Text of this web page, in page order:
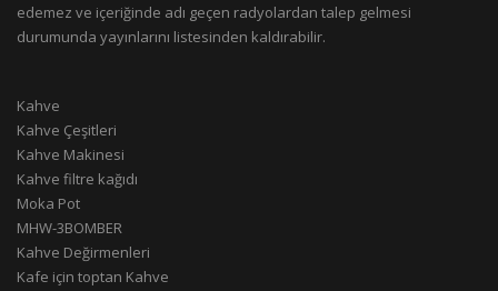
edemez ve içeriğinde adı geçen radyolardan talep gelmesi
durumunda yayınlarını listesinden kaldırabilir.
Kahve
Kahve Çeşitleri
Kahve Makinesi
Kahve filtre kağıdı
Moka Pot
MHW-3BOMBER
Kahve Değirmenleri
Kafe için toptan Kahve